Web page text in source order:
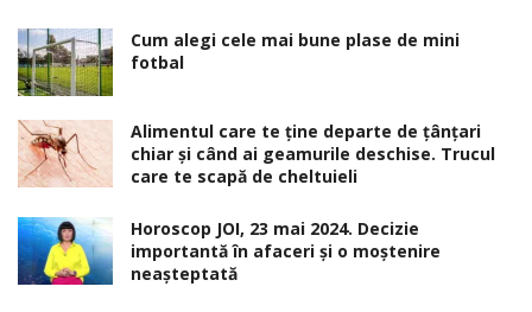
Cum alegi cele mai bune plase de mini
fotbal
Alimentul care te ține departe de țânțari
chiar și când ai geamurile deschise. Trucul
care te scapă de cheltuieli
Horoscop JOI, 23 mai 2024. Decizie
importantă în afaceri şi o moştenire
neaşteptată